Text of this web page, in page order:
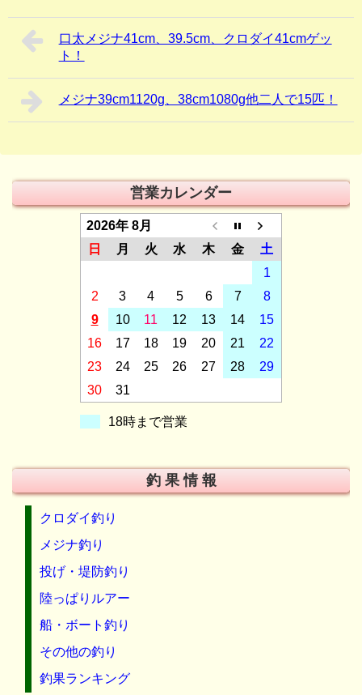
口太メジナ41cm、39.5cm、クロダイ41cmゲッ
ト！
メジナ39cm1120g、38cm1080g他二人で15匹！
営業カレンダー
2026年 8月
日
月 火 水 木 金
土
1
2
3 4 5 6 7
8
9
10 11 12 13 14
15
16
17 18 19 20 21
22
23
24 25 26 27 28
29
30
31
18時まで営業
釣 果 情 報
クロダイ釣り
メジナ釣り
投げ・堤防釣り
陸っぱりルアー
船・ボート釣り
その他の釣り
釣果ランキング